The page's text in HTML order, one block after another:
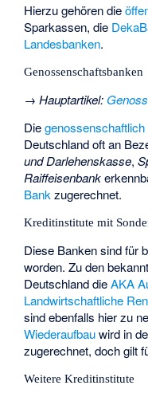
Hierzu gehören die
Sparkassen, die
Landesbanken.
Genossenschaftsbanken
→Hauptartikel:
Diegenossenschaftlich
Deutschland oft an
und Darlehenskasse,
Raiffeisenbank
Bank zugerechnet.
Kreditinstitute mit
Diese Banken sind für
worden. Zu den
Deutschland dieAKA
Landwirtschaftliche
sind ebenfalls hier zu
Wiederaufbauwird in
zugerechnet, doch gilt
Weitere Kreditinstitute